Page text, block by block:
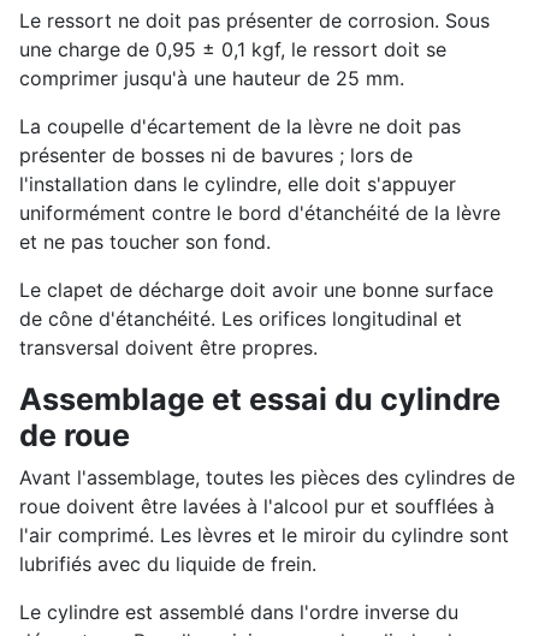
Le ressort ne doit pas présenter de corrosion. Sous
une charge de 0,95 ± 0,1 kgf, le ressort doit se
comprimer jusqu'à une hauteur de 25 mm.
La coupelle d'écartement de la lèvre ne doit pas
présenter de bosses ni de bavures ; lors de
l'installation dans le cylindre, elle doit s'appuyer
uniformément contre le bord d'étanchéité de la lèvre
et ne pas toucher son fond.
Le clapet de décharge doit avoir une bonne surface
de cône d'étanchéité. Les orifices longitudinal et
transversal doivent être propres.
Assemblage et essai du cylindre
de roue
Avant l'assemblage, toutes les pièces des cylindres de
roue doivent être lavées à l'alcool pur et soufflées à
l'air comprimé. Les lèvres et le miroir du cylindre sont
lubrifiés avec du liquide de frein.
Le cylindre est assemblé dans l'ordre inverse du